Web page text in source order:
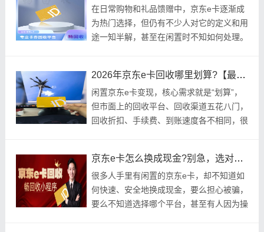
在日常购物和礼品馈赠中，京东e卡逐渐成
为热门选择，但仍有不少人对它的定义和用
途一知半解，甚至在闲置时不知如何处理。
2026年京东e卡回收哪里划算?【最新资讯】
闲置京东e卡变现，核心需求就是“划算”，
但市面上的回收平台、回收渠道五花八门，
回收折扣、手续费、到账速度各不相同，很
京东e卡怎么换成现金?别急，选对回收平台至关重要，像畅回收平台就十分不错，不仅高效还安心靠谱！
很多人手里有闲置的京东e卡，却不知道如
何快速、安全地换成现金，要么担心被骗，
要么不知道选择哪个平台，甚至有人因为操